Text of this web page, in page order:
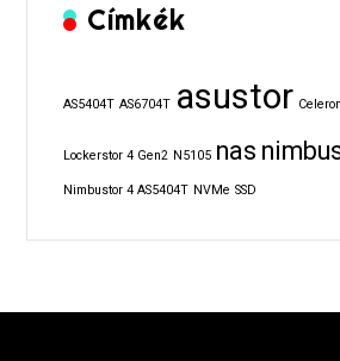
Címkék
AS5404T AS6704T asustor Celeron
Lockerstor 4 Gen2 N5105 nas
Nimbustor 4 AS5404T NVMe SSD